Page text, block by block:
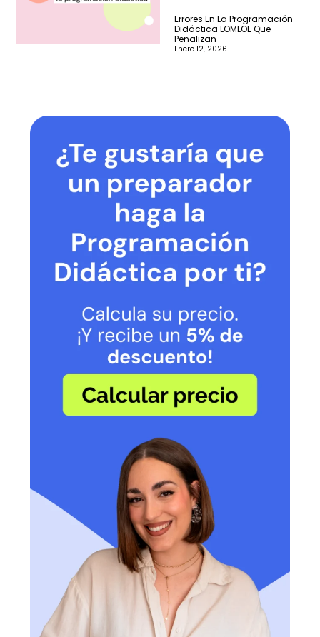
Errores En La Programación
Didáctica LOMLOE Que
Penalizan
Enero 12, 2026